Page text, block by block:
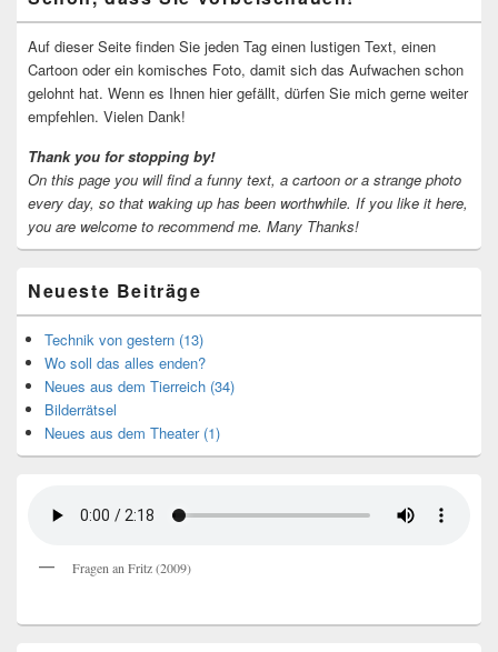
Widgetbereich
Auf dieser Seite finden Sie jeden Tag einen lustigen Text, einen
Cartoon oder ein komisches Foto, damit sich das Aufwachen schon
gelohnt hat. Wenn es Ihnen hier gefällt, dürfen Sie mich gerne weiter
empfehlen. Vielen Dank!
Thank you for stopping by!
On this page you will find a funny text, a cartoon or a strange photo
every day, so that waking up has been worthwhile. If you like it here,
you are welcome to recommend me. Many Thanks!
Neueste Beiträge
Technik von gestern (13)
Wo soll das alles enden?
Neues aus dem Tierreich (34)
Bilderrätsel
Neues aus dem Theater (1)
Fragen an Fritz (2009)